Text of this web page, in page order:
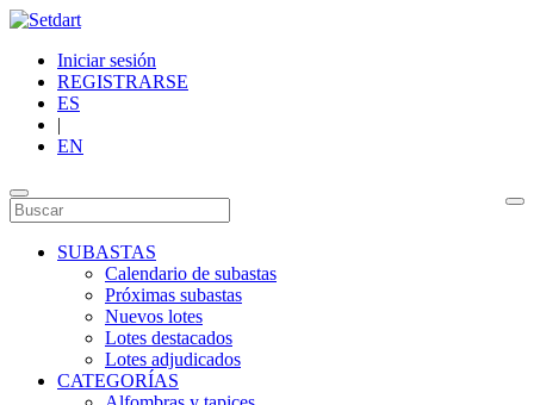
Iniciar sesión
REGISTRARSE
ES
|
EN
SUBASTAS
Calendario de subastas
Próximas subastas
Nuevos lotes
Lotes destacados
Lotes adjudicados
CATEGORÍAS